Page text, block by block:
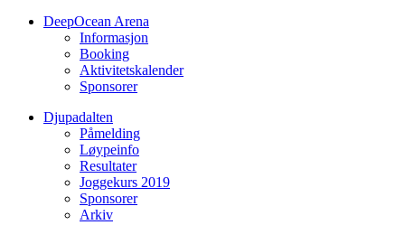
DeepOcean Arena
Informasjon
Booking
Aktivitetskalender
Sponsorer
Djupadalten
Påmelding
Løypeinfo
Resultater
Joggekurs 2019
Sponsorer
Arkiv